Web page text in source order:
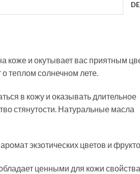
коже и окутывает вас приятным
теплом солнечном лете.
в кожу и оказывать длительное
стянутости. Натуральные масла
экзотических цветов и
ценными для кожи